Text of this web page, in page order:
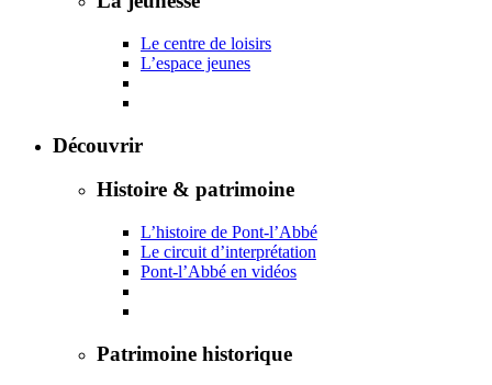
Le centre de loisirs
L’espace jeunes
Découvrir
Histoire & patrimoine
L’histoire de Pont-l’Abbé
Le circuit d’interprétation
Pont-l’Abbé en vidéos
Patrimoine historique